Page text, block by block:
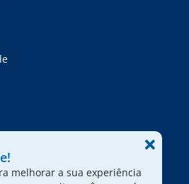
melhorar a sua experiência